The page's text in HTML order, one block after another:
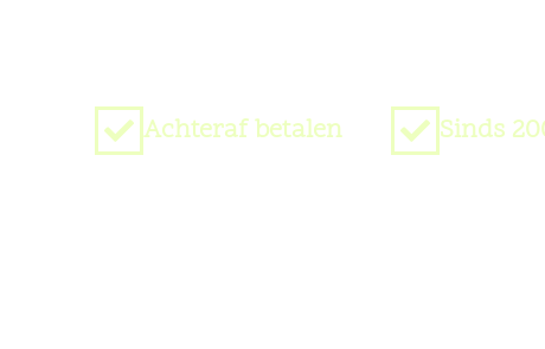
Achteraf betalen Sinds